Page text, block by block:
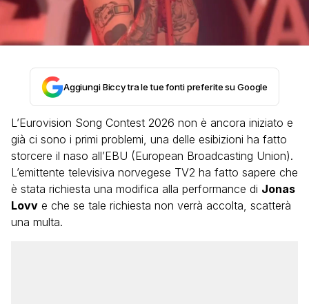
Aggiungi Biccy tra le tue fonti preferite su Google
L’Eurovision Song Contest 2026 non è ancora iniziato e
già ci sono i primi problemi, una delle esibizioni ha fatto
storcere il naso all’EBU (European Broadcasting Union).
L’emittente televisiva norvegese TV2 ha fatto sapere che
è stata richiesta una modifica alla performance di Jonas
Lovv e che se tale richiesta non verrà accolta, scatterà
una multa.